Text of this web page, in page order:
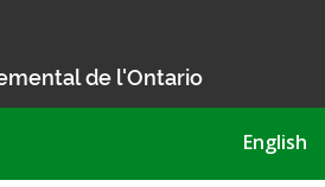
de l'Ontario
English